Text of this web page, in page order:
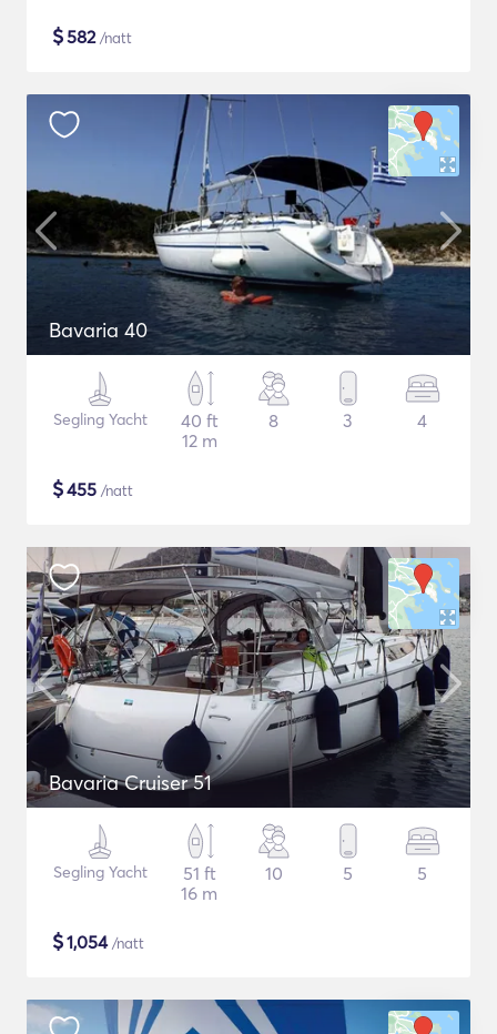
$582/natt
Bavaria 40
Segling Yacht
40 ft
12 m
8 3 4
$455 /natt
Bavaria Cruiser 51
Segling Yacht
51 ft
16 m
10 5 5
$1,054/natt